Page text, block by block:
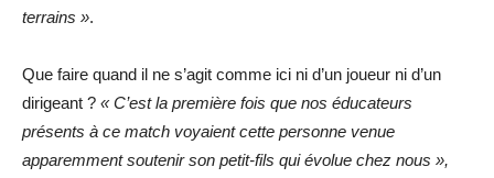
terrains ».
Que faire quand il ne s’agit comme ici ni d’un joueur ni d’un
dirigeant ? « C’est la première fois que nos éducateurs
présents à ce match voyaient cette personne venue
apparemment soutenir son petit-fils qui évolue chez nous »,